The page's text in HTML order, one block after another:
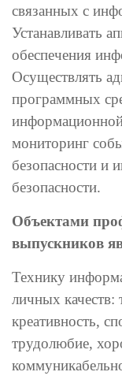
связанных с
Устанавливать
обеспечения
Осуществлять
программных
мониторинг
безопасности и
безопасности.
Объектами
выпускников
Технику
личных качеств:
креативность,
трудолюбие,